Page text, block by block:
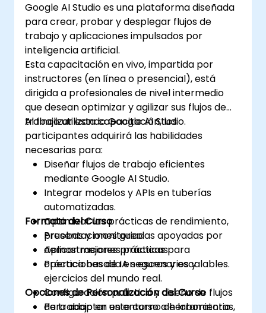
Google AI Studio es una plataforma diseñada
para crear, probar y desplegar flujos de
trabajo y aplicaciones impulsados por
inteligencia artificial.
Esta capacitación en vivo, impartida por
instructores (en línea o presencial), está
dirigida a profesionales de nivel intermedio
que desean optimizar y agilizar sus flujos de
trabajo utilizando Google AI Studio.
Al finalizar esta capacitación, los
participantes adquirirá las habilidades
necesarias para:
Diseñar flujos de trabajo eficientes
mediante Google AI Studio.
Integrar modelos y APIs en tuberías
automatizadas.
Optimizar las prácticas de rendimiento,
pruebas y monitoreo.
Aplicar mejores prácticas para
operaciones de IA seguras y escalables.
Formato del Curso
Presentaciones guiadas apoyadas por
demostraciones prácticas.
Práctica basada en escenarios y
ejercicios del mundo real.
Configuración práctica y diseño de flujos
de trabajo en un entorno de laboratorio.
Opciones de Personalización del Curso
Para adaptar este curso a herramientas,